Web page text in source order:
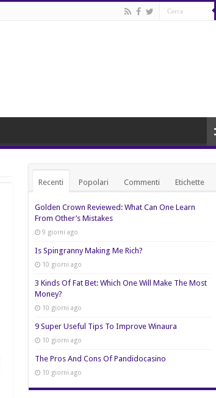
Recenti Popolari Commenti Etichette
Golden Crown Reviewed: What Can One Learn
From Other’s Mistakes
9 giorni ago
Is Spingranny Making Me Rich?
10 giorni ago
3 Kinds Of Fat Bet: Which One Will Make The Most
Money?
10 giorni ago
9 Super Useful Tips To Improve Winaura
10 giorni ago
The Pros And Cons Of Pandidocasino
10 giorni ago